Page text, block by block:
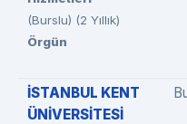
(Burslu) (2 Yıllık)
Örgün
İSTANBUL KENT
ÜNİVERSİTESİ